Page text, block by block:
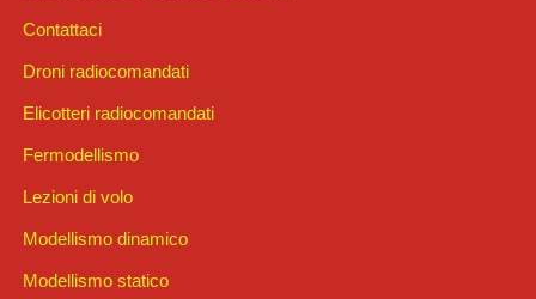
Contattaci
Droni radiocomandati
Elicotteri radiocomandati
Fermodellismo
Lezioni di volo
Modellismo dinamico
Modellismo statico